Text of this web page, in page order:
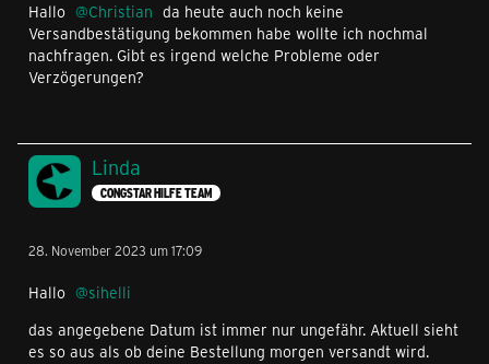
Hallo Christian da heute auch noch keine
Versandbestätigung bekommen habe wollte ich nochmal
nachfragen. Gibt es irgend welche Probleme oder
Verzögerungen?
Linda
CONGSTAR HILFE TEAM
28. November 2023 um 17:09
Hallo
sihelli
das angegebene Datum ist immer nur ungefähr. Aktuell sieht
es so aus als ob deine Bestellung morgen versandt wird.